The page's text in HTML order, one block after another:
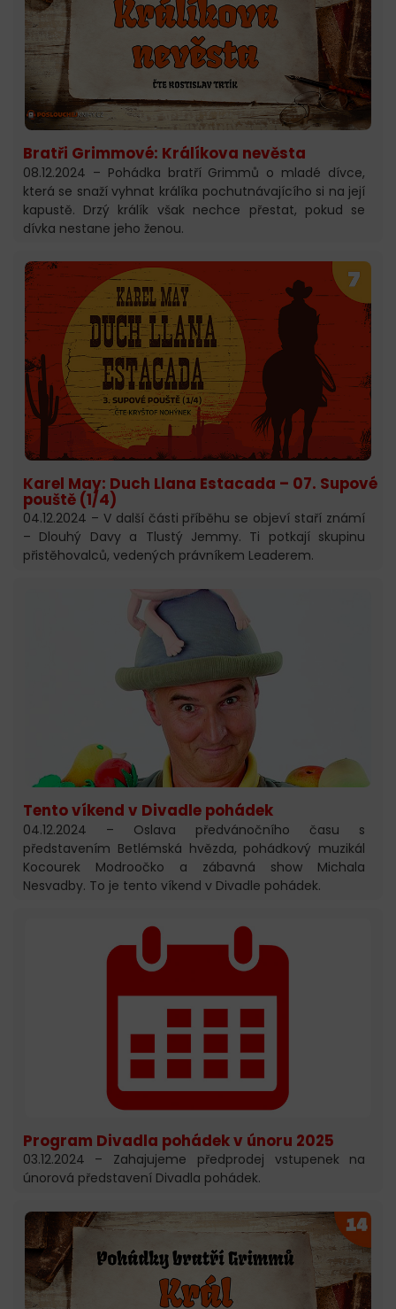
Bratři Grimmové: Králíkova nevěsta
08.12.2024 – Pohádka bratří Grimmů o mladé dívce,
která se snaží vyhnat králíka pochutnávajícího si na její
kapustě. Drzý králík však nechce přestat, pokud se
dívka nestane jeho ženou.
Karel May: Duch Llana Estacada – 07. Supové
pouště (1/4)
04.12.2024 – V další části příběhu se objeví staří známí
– Dlouhý Davy a Tlustý Jemmy. Ti potkají skupinu
přistěhovalců, vedených právníkem Leaderem.
Tento víkend v Divadle pohádek
04.12.2024 – Oslava předvánočního času s
představením Betlémská hvězda, pohádkový muzikál
Kocourek Modroočko a zábavná show Michala
Nesvadby. To je tento víkend v Divadle pohádek.
Program Divadla pohádek v únoru 2025
03.12.2024 – Zahajujeme předprodej vstupenek na
únorová představení Divadla pohádek.